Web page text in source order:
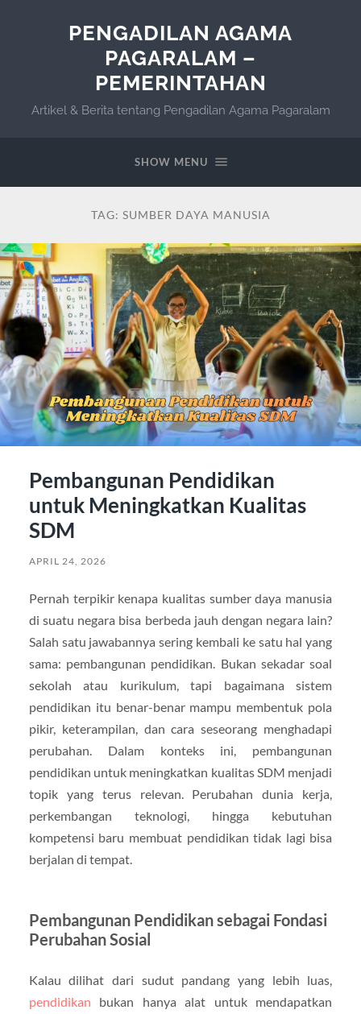
PENGADILAN AGAMA
PAGARALAM –
PEMERINTAHAN
Artikel & Berita tentang Pengadilan Agama Pagaralam
SHOW MENU
TAG: SUMBER DAYA MANUSIA
Pembangunan Pendidikan
untuk Meningkatkan Kualitas
SDM
APRIL 24, 2026
Pernah terpikir kenapa kualitas sumber daya manusia
di suatu negara bisa berbeda jauh dengan negara lain?
Salah satu jawabannya sering kembali ke satu hal yang
sama: pembangunan pendidikan. Bukan sekadar soal
sekolah atau kurikulum, tapi bagaimana sistem
pendidikan itu benar-benar mampu membentuk pola
pikir, keterampilan, dan cara seseorang menghadapi
perubahan. Dalam konteks ini, pembangunan
pendidikan untuk meningkatkan kualitas SDM menjadi
topik yang terus relevan. Perubahan dunia kerja,
perkembangan teknologi, hingga kebutuhan
kompetensi baru membuat pendidikan tidak lagi bisa
berjalan di tempat.
Pembangunan Pendidikan sebagai Fondasi
Perubahan Sosial
Kalau dilihat dari sudut pandang yang lebih luas,
pendidikan bukan hanya alat untuk mendapatkan